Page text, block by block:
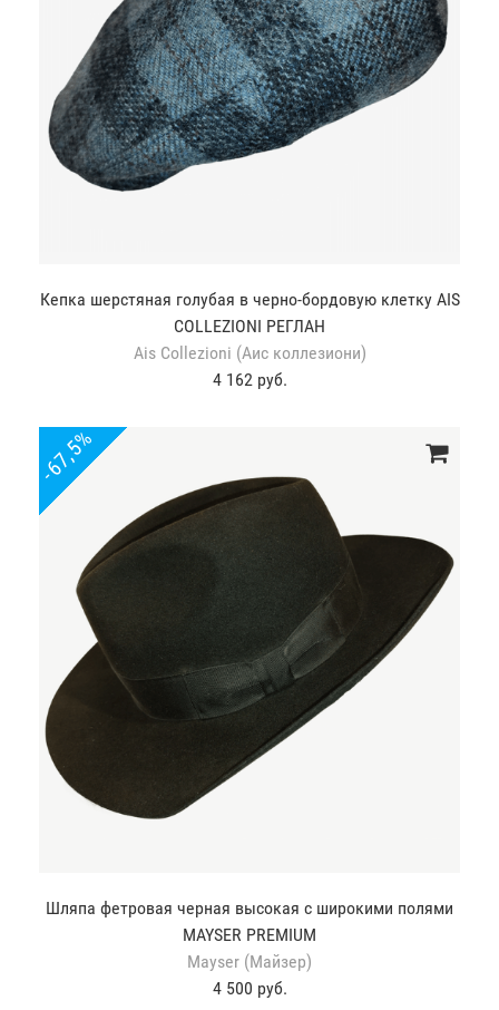
Кепка шерстяная голубая в черно-бордовую клетку AIS
COLLEZIONI РЕГЛАН
Ais Collezioni (Аис коллезиони)
4 162 руб.
-67,5%
Шляпа фетровая черная высокая с широкими полями
MAYSER PREMIUM
Mayser (Майзер)
4 500 руб.